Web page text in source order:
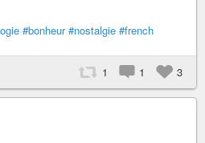
#bonheur #nostalgie #french
1 1 3